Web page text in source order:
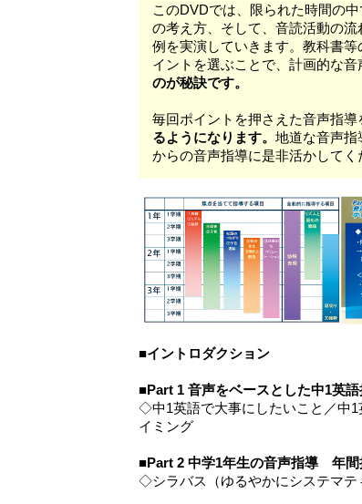
このDVDでは、限られた時間の
の考え方、そして、音読活動の
例を実演していきます。教科書
イントを選ぶことで、計画的な音
のが秘訣です。
毎回ポイントを押さえた音声指導
るようになります。 地道な音声指
からの音声指導に是非活かしてく
■イントロダクション
■Part 1 音声をベースとした中1英語
◇中1英語で大事にしたいこと／中
イミング
■Part 2 中学1年生の音声指導 年間
◇シラバス（ゆるやかにシステマテ